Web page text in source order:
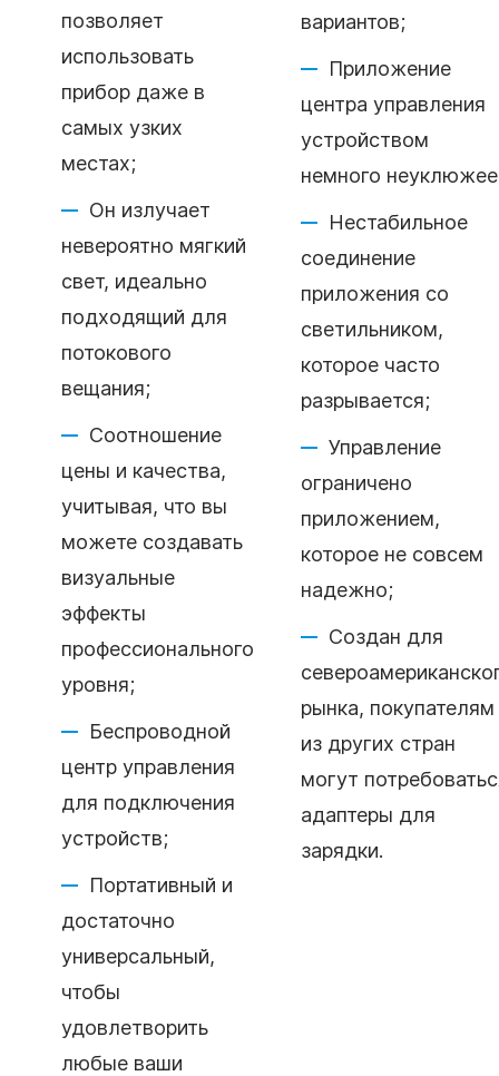
позволяет
использовать
прибор даже в
самых узких
местах;
Он излучает
невероятно мягкий
свет, идеально
подходящий для
потокового
вещания;
Соотношение
цены и качества,
учитывая, что вы
можете создавать
визуальные
эффекты
профессионального
уровня;
Беспроводной
центр управления
для подключения
устройств;
Портативный и
достаточно
универсальный,
чтобы
удовлетворить
любые ваши
вариантов;
Приложение
центра управления
устройством
немного
Нестабильное
соединение
приложения со
светильником,
которое часто
разрывается;
Управление
ограничено
приложением,
которое не совсем
надежно;
Создан для
рынка, покупателям
из других стран
могут
адаптеры для
зарядки.